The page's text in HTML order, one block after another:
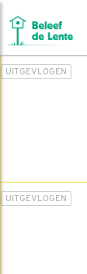
UITGEVLOGEN
UITGEVLOGEN